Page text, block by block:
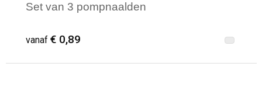
Set van 3 pompnaalden
vanaf € 0,89